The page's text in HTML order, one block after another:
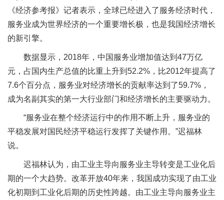
《经济参考报》记者表示，全球已经进入了服务经济时代，
服务业成为世界经济的一个重要增长极，也是我国经济增长
的新引擎。
数据显示，2018年，中国服务业增加值达到47万亿
元，占国内生产总值的比重上升到52.2%，比2012年提高了
7.6个百分点，服务业对经济增长的贡献率达到了59.7%，
成为名副其实的第一大行业部门和经济增长的主要驱动力。
“服务业在整个经济运行中的作用不断上升，服务业的
平稳发展对国民经济平稳运行发挥了关键作用。”迟福林
说。
迟福林认为，由工业主导向服务业主导转变是工业化后
期的一个大趋势。改革开放40年来，我国成功实现了由工业
化初期到工业化后期的历史性跨越。由工业主导向服务业主